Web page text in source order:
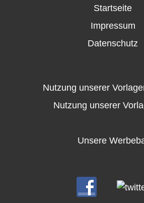
Startseite
Impressum
Datenschutz
Nutzung unserer
Nutzung unserer
Unsere